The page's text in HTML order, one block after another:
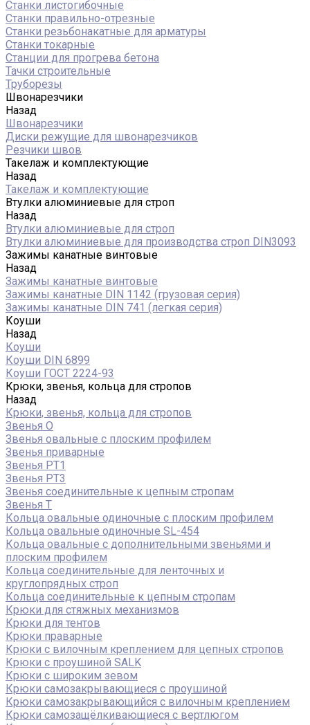
Станки листогибочные
Станки правильно-отрезные
Станки резьбонакатные для арматуры
Станки токарные
Станции для прогрева бетона
Тачки строительные
Труборезы
Швонарезчики
Назад
Швонарезчики
Диски режущие для швонарезчиков
Резчики швов
Такелаж и комплектующие
Назад
Такелаж и комплектующие
Втулки алюминиевые для строп
Назад
Втулки алюминиевые для строп
Втулки алюминиевые для производства строп DIN3093
Зажимы канатные винтовые
Назад
Зажимы канатные винтовые
Зажимы канатные DIN 1142 (грузовая серия)
Зажимы канатные DIN 741 (легкая серия)
Коуши
Назад
Коуши
Коуши DIN 6899
Коуши ГОСТ 2224-93
Крюки, звенья, кольца для стропов
Назад
Крюки, звенья, кольца для стропов
Звенья О
Звенья овальные с плоским профилем
Звенья приварные
Звенья РТ1
Звенья РТ3
Звенья соединительные к цепным стропам
Звенья Т
Кольца овальные одиночные c плоским профилем
Кольца овальные одиночные SL-454
Кольца овальные с дополнительными звеньями и
плоским профилем
Кольца соединительные для ленточных и
круглопрядных строп
Кольца соединительные к цепным стропам
Крюки для стяжных механизмов
Крюки для тентов
Крюки праварные
Крюки с вилочным креплением для цепных стропов
Крюки с проушиной SALK
Крюки с широким зевом
Крюки самозакрывающиеся с проушиной
Крюки самозакрывающийся с вилочным креплением
Крюки самозащёлкивающиеся с вертлюгом